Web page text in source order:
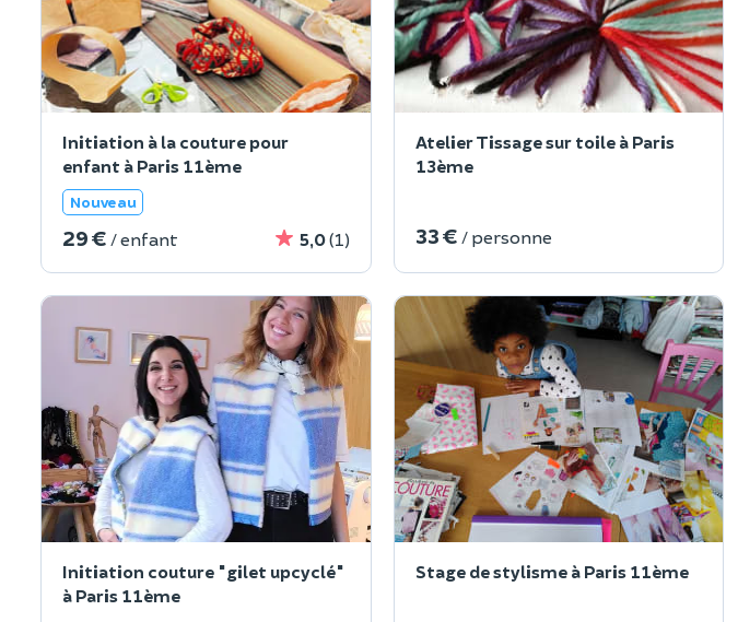
Initiation à la couture pour
enfant à Paris 11ème
Nouveau
29 € / enfant 5,0(1)
Atelier Tissage sur toile à Paris
13ème
33 € / personne
Initiation couture "gilet upcyclé"
à Paris 11ème
Stage de stylisme à Paris 11ème